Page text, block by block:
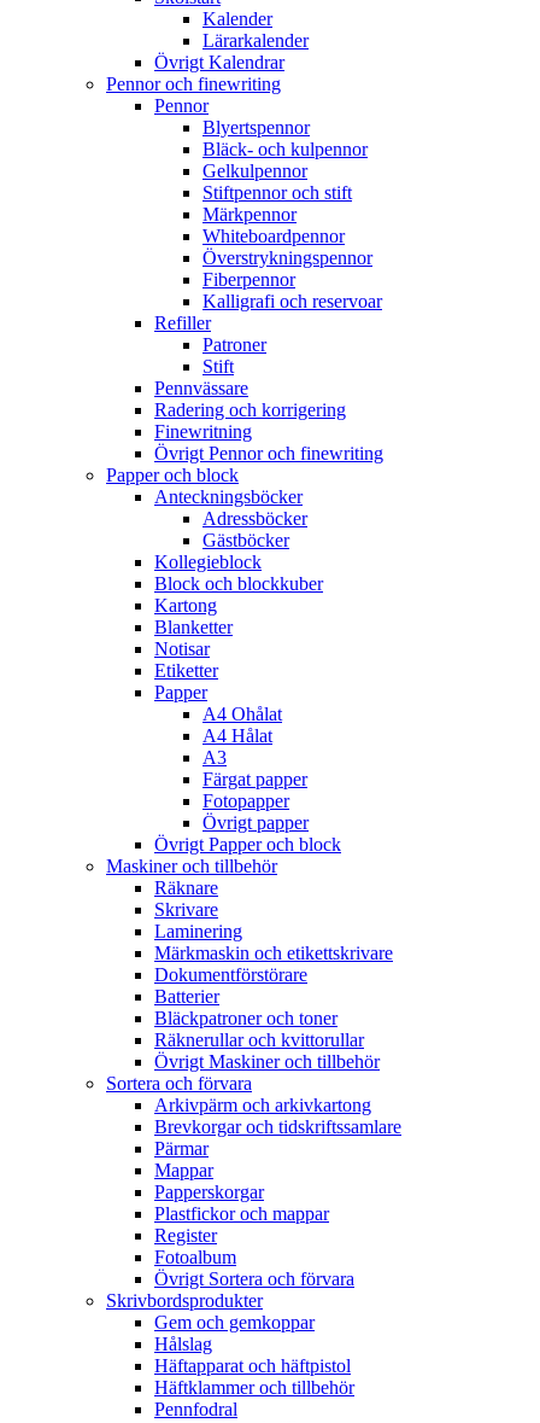
Kalender
Lärarkalender
Övrigt Kalendrar
Pennor och finewriting
Pennor
Blyertspennor
Bläck- och kulpennor
Gelkulpennor
Stiftpennor och stift
Märkpennor
Whiteboardpennor
Överstrykningspennor
Fiberpennor
Kalligrafi och reservoar
Refiller
Patroner
Stift
Pennvässare
Radering och korrigering
Finewritning
Övrigt Pennor och finewriting
Papper och block
Anteckningsböcker
Adressböcker
Gästböcker
Kollegieblock
Block och blockkuber
Kartong
Blanketter
Notisar
Etiketter
Papper
A4 Ohålat
A4 Hålat
A3
Färgat papper
Fotopapper
Övrigt papper
Övrigt Papper och block
Maskiner och tillbehör
Räknare
Skrivare
Laminering
Märkmaskin och etikettskrivare
Dokumentförstörare
Batterier
Bläckpatroner och toner
Räknerullar och kvittorullar
Övrigt Maskiner och tillbehör
Sortera och förvara
Arkivpärm och arkivkartong
Brevkorgar och tidskriftssamlare
Pärmar
Mappar
Papperskorgar
Plastfickor och mappar
Register
Fotoalbum
Övrigt Sortera och förvara
Skrivbordsprodukter
Gem och gemkoppar
Hålslag
Häftapparat och häftpistol
Häftklammer och tillbehör
Pennfodral